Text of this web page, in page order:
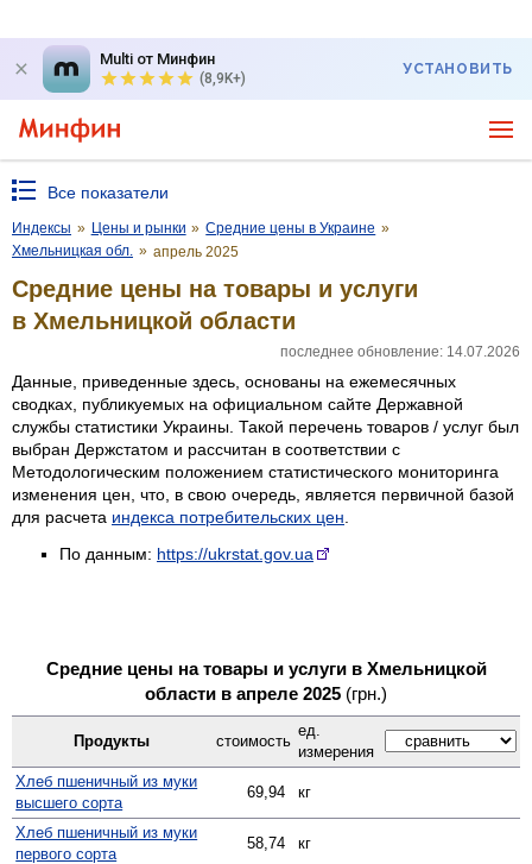
Multi от Минфин
(8,9K+)
УСТАНОВИТЬ
Все показатели
Индексы » Цены и рынки » Средние цены в Украине »
Хмельницкая обл. » апрель 2025
Средние цены на товары и услуги
в Хмельницкой области
последнее обновление: 14.07.2026
Данные, приведенные здесь, основаны на ежемесячных
сводках, публикуемых на официальном сайте Державной
службы статистики Украины. Такой перечень товаров / услуг был
выбран Держстатом и рассчитан в соответствии с
Методологическим положением статистического мониторинга
изменения цен, что, в свою очередь, является первичной базой
для расчета индекса потребительских цен
По данным: https://ukrstat.gov.ua
Средние цены на товары и услуги в Хмельницкой
области в апреле 2025 (грн.)
Продукты стоимость
ед.
измерения
Хлеб пшеничный из муки
высшего сорта
69,94 кг
Хлеб пшеничный из муки
первого сорта
58,74 кг